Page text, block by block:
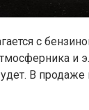
с
и
В